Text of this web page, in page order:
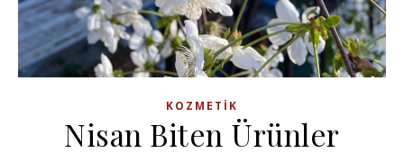
KOZMETIK
Nisan Biten Ürünler